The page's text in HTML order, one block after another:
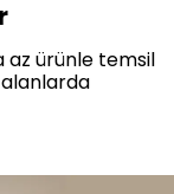
az ürünle temsil